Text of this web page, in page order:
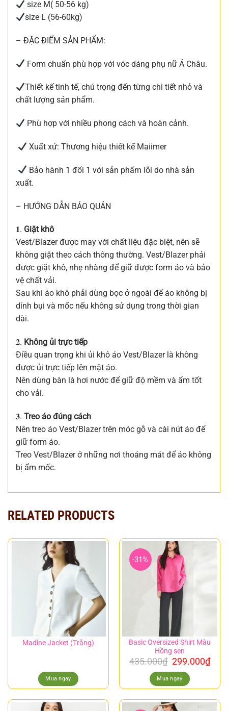
size M( 50-56 kg)
size L (56-60kg)
– ĐẶC ĐIỂM SẢN PHẨM:
Form chuẩn phù hợp với vóc dáng phụ nữ Á Châu.
Thiết kế tinh tế, chú trọng đến từng chi tiết nhỏ và
chất lượng sản phẩm.
Phù hợp với nhiều phong cách và hoàn cảnh.
Xuất xứ: Thương hiệu thiết kế Maiimer
Bảo hành 1 đổi 1 với sản phẩm lỗi do nhà sản
xuất.
– HƯỚNG DẪN BẢO QUẢN
𝟏. Giặt khô
Vest/Blazer được may với chất liệu đặc biệt, nên sẽ
không giặt theo cách thông thường. Vest/Blazer phải
được giặt khô, nhẹ nhàng để giữ được form áo và bảo
vệ chất vải.
Sau khi áo khô phải dùng bọc ở ngoài để áo không bị
dính bụi và mốc nếu không sử dụng trong thời gian
dài.
𝟐. Không ủi trực tiếp
Điều quan trọng khi ủi khô áo Vest/Blazer là không
được ủi trực tiếp lên mặt áo.
Nên dùng bàn là hơi nước để giữ độ mềm và ẩm tốt
cho vải.
𝟑. Treo áo đúng cách
Nên treo áo Vest/Blazer trên móc gỗ và cài nút áo để
giữ form áo.
Treo Vest/Blazer ở những nơi thoáng mát để áo không
bị ẩm mốc.
RELATED PRODUCTS
Madine Jacket (Trắng)
Mua ngay
-31%
Basic Oversized Shirt Màu
Hồng sen
435.000₫ 299.000₫
Mua ngay